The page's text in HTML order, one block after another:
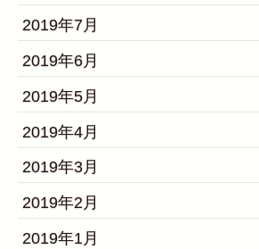
2019年7月
2019年6月
2019年5月
2019年4月
2019年3月
2019年2月
2019年1月